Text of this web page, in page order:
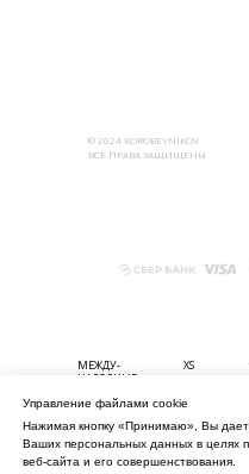
© 2024 KOROBEYNIKOV
ВСЕ ПРАВА ЗАЩИЩЕНЫ
МЕЖДУ-
НАРОДНЫЕ
XS
БЁДРА (СМ)
82-90
Управление файлами cookie
Нажимая кнопку «Принимаю», Вы
Ваших персональных данных в целях
веб-сайта и его совершенствования.